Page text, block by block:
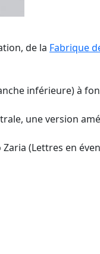
de la Fabrique
inférieure) à
une version
(Lettres en